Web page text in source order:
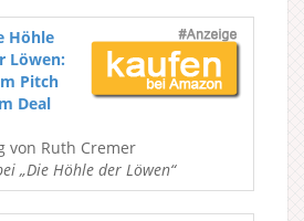
Höhle
Löwen:
Pitch
Deal
von Ruth Cremer
„Die Höhle der Löwen“